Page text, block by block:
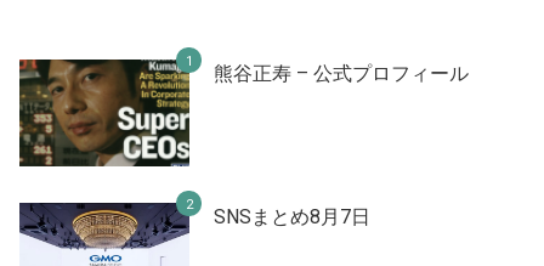
熊谷正寿 – 公式プロフィール
SNSまとめ8月7日